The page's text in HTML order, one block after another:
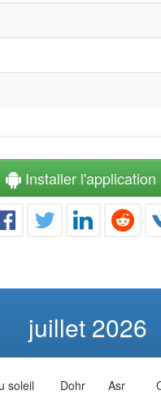
Installer l'application
juillet 2026
soleil Dohr Asr